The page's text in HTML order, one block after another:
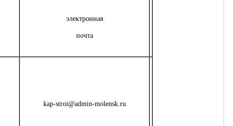
электронная
почта
kap-stroi@admin-molensk.ru